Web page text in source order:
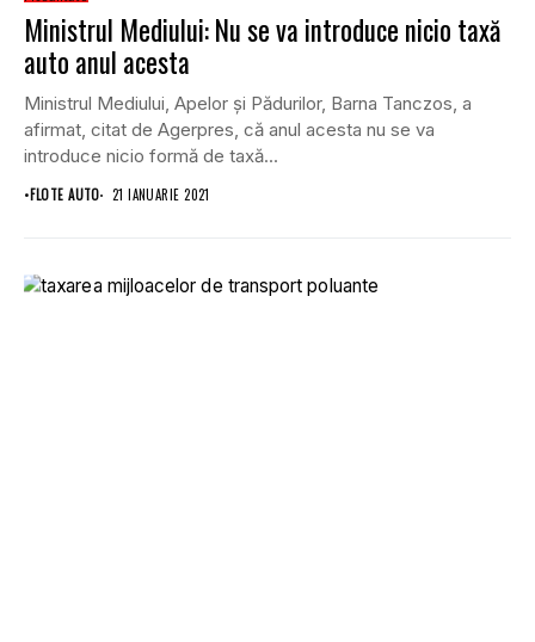
Ministrul Mediului: Nu se va introduce nicio taxă
auto anul acesta
Ministrul Mediului, Apelor şi Pădurilor, Barna Tanczos, a
afirmat, citat de Agerpres, că anul acesta nu se va
introduce nicio formă de taxă...
•FLOTE AUTO 21 IANUARIE 2021